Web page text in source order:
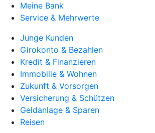
Meine Bank
Service & Mehrwerte
Junge Kunden
Girokonto & Bezahlen
Kredit & Finanzieren
Immobilie & Wohnen
Zukunft & Vorsorgen
Versicherung & Schützen
Geldanlage & Sparen
Reisen